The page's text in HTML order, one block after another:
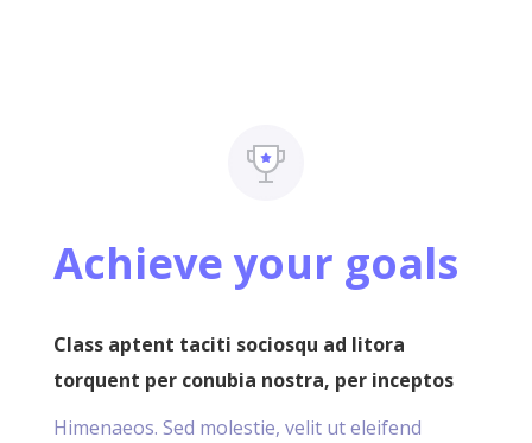
Achieve your goals
Class aptent taciti sociosqu ad litora
torquent per conubia nostra, per inceptos
Himenaeos. Sed molestie, velit ut eleifend